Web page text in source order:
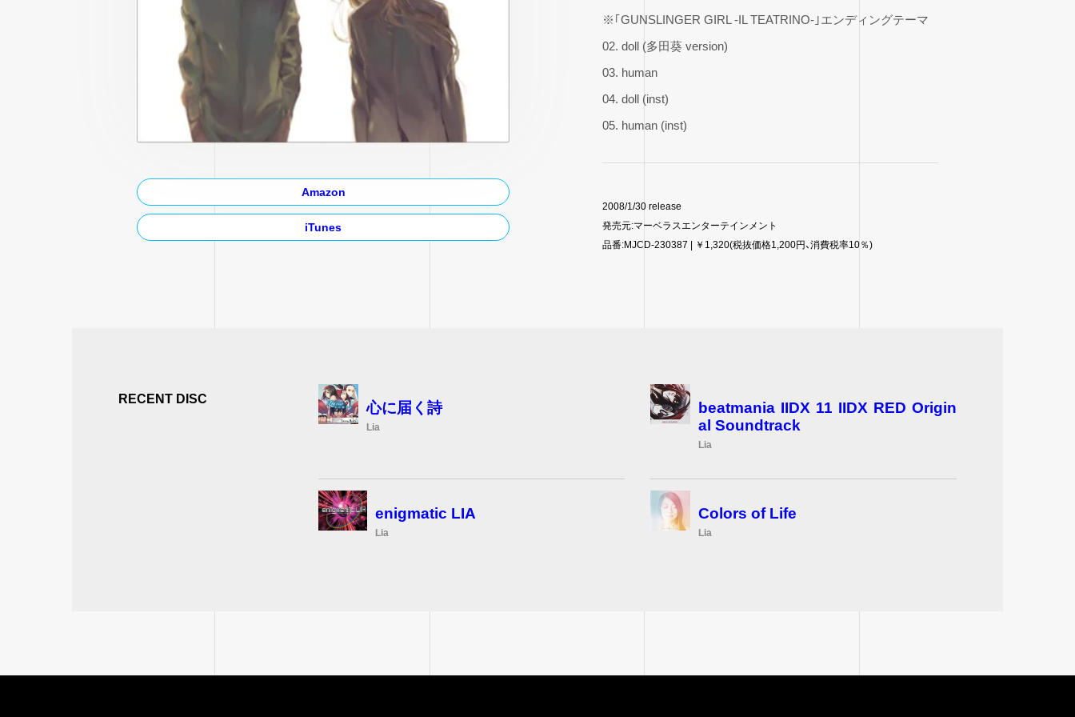
Amazon
iTunes
※｢GUNSLINGER GIRL -IL TEATRINO-｣エンディングテーマ
02. doll (多田葵 version)
03. human
04. doll (inst)
05. human (inst)
2008/1/30 release
発売元:マーベラスエンターテインメント
品番:MJCD-230387 | ￥1,320(税抜価格1,200円、消費税率10％)
RECENT DISC 心に届く詩
Lia
beatmania IIDX 11 IIDX RED Origin
al Soundtrack
Lia
enigmatic LIA
Lia
Colors of Life
Lia